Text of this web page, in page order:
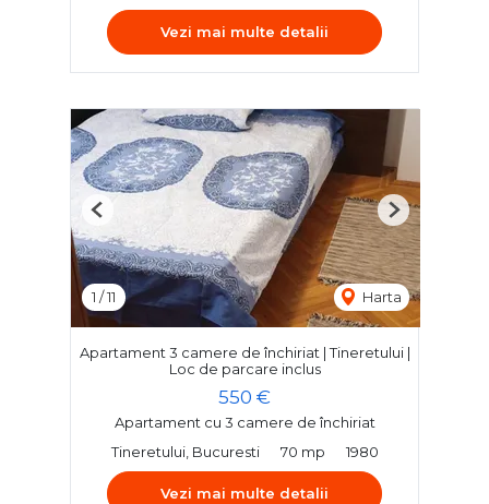
Vezi mai multe detalii
1 /11 Harta
Previous Next
Apartament 3 camere de închiriat | Tineretului |
Loc de parcare inclus
550 €
Apartament cu 3 camere de închiriat
Tineretului, Bucuresti
70 mp 1980
Vezi mai multe detalii